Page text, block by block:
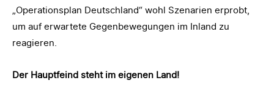
„Operationsplan Deutschland“ wohl Szenarien erprobt,
um auf erwartete Gegenbewegungen im Inland zu
reagieren.
Der Hauptfeind steht im eigenen Land!